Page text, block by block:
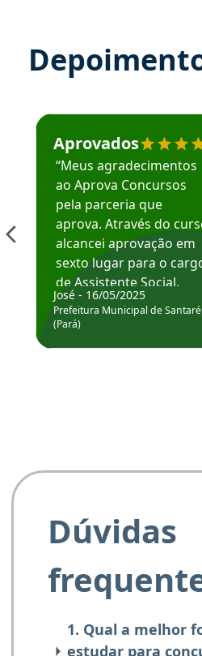
Estudante José recomenda o
Aprovados
“Meus agradecimentos
ao Aprova Concursos
pela parceria que
aprova. Através do
alcancei aprovação em
sexto lugar para o
de Assistente Social.
Hoje estou atuando na
Prefeitura de Santarém.
José - 16/05/2025
Prefeitura Municipal de
(Pará)
Dúvidas
1. Qual a melhor
estudar para